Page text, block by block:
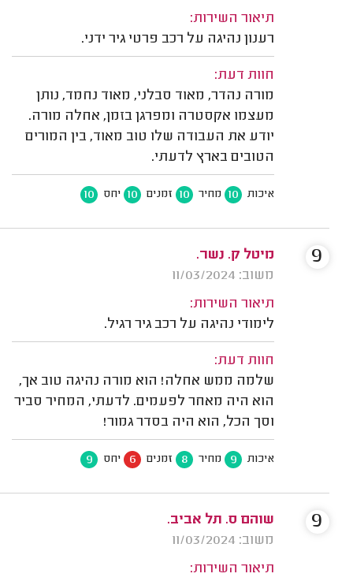
תיאור השירות:
רענון נהיגה על רכב פרטי גיר ידני.
חוות דעת:
מורה נהדר, מאוד סבלני, מאוד נחמד, נותן
מעצמו אקסטרה ומפרגן בזמן, אחלה מורה.
יודע את העבודה שלו טוב מאוד, בין המורים
הטובים בארץ לדעתי.
איכות 10 מחיר 10 זמנים 10 יחס 10
מיטל ק. נשר.
משוב: 11/03/2024
תיאור השירות:
לימודי נהיגה על רכב גיר רגיל.
חוות דעת:
שלמה ממש אחלה! הוא מורה נהיגה טוב אך,
הוא היה מאחר לפעמים. לדעתי, המחיר סביר
וסך הכל, הוא היה בסדר גמור!
איכות 9 מחיר 8 זמנים 6 יחס 9
9
שוהם ס. תל אביב.
משוב: 11/03/2024
תיאור השירות:
9